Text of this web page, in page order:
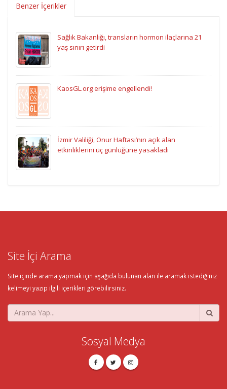
Benzer İçerikler
Sağlık Bakanlığı, transların hormon ilaçlarına 21
yaş sınırı getirdi
KaosGL.org erişime engellendi!
İzmir Valiliği, Onur Haftası’nın açık alan
etkinliklerini üç günlüğüne yasakladı
Site İçi Arama
Site içinde arama yapmak için aşağıda bulunan alan ile aramak istediğiniz
kelimeyi yazıp ilgili içerikleri görebilirsiniz.
Sosyal Medya